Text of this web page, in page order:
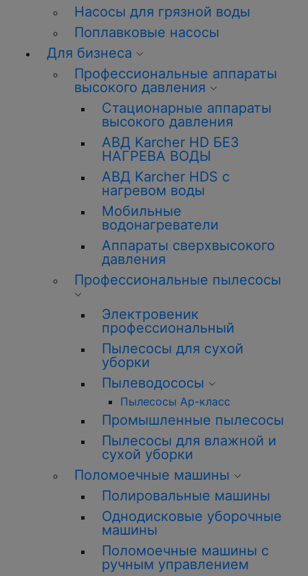
Насосы для грязной воды
Поплавковые насосы
Для бизнеса
Профессиональные аппараты
высокого давления
Стационарные аппараты
высокого давления
АВД Karcher HD БЕЗ
НАГРЕВА ВОДЫ
АВД Karcher HDS с
нагревом воды
Мобильные
водонагреватели
Аппараты сверхвысокого
давления
Профессиональные пылесосы
Электровеник
профессиональный
Пылесосы для сухой
уборки
Пылеводососы
Пылесосы Ар-класс
Промышленные пылесосы
Пылесосы для влажной и
сухой уборки
Поломоечные машины
Полировальные машины
Однодисковые уборочные
машины
Поломоечные машины с
ручным управлением